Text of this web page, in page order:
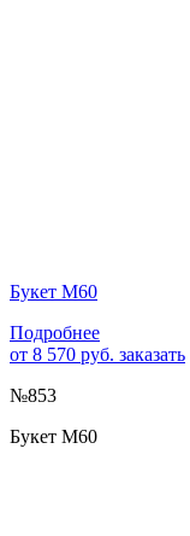
Букет М60
Подробнее
от 8 570 руб. заказать
№853
Букет М60